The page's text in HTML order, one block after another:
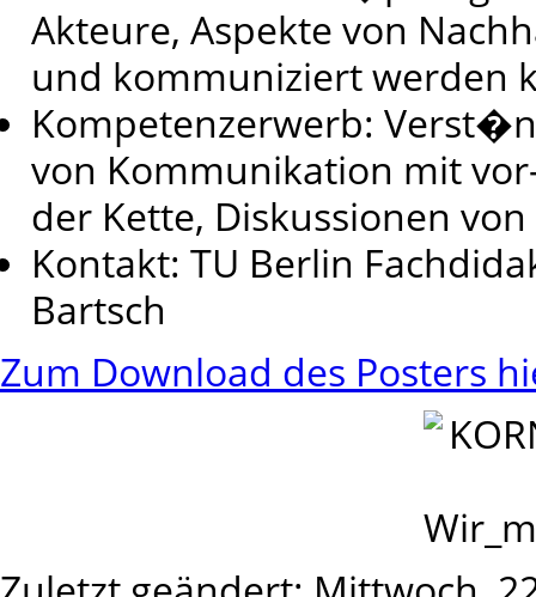
Akteure, Aspekte von
und kommuniziert werden
Kompetenzerwerb:
von Kommunikation mit
der Kette, Diskussionen
Kontakt: TU Berlin
Bartsch
Zum Download des Posters